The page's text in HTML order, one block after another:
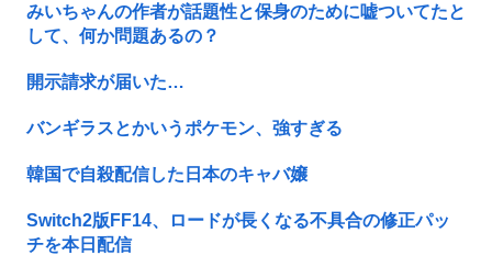
みいちゃんの作者が話題性と保身のために嘘ついてたと
して、何か問題あるの？
開示請求が届いた…
バンギラスとかいうポケモン、強すぎる
韓国で自殺配信した日本のキャバ嬢
Switch2版FF14、ロードが長くなる不具合の修正パッ
チを本日配信